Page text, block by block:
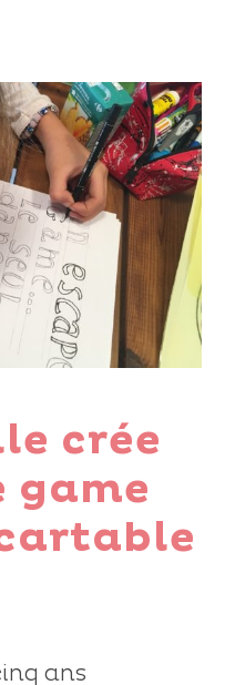
crée
game
ans